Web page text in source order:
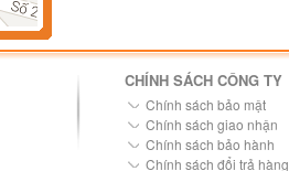
CHÍNH SÁCH CÔNG TY
Chính sách bảo mật
Chính sách giao nhận
Chính sách bảo hành
Chính sách đổi trả hàng